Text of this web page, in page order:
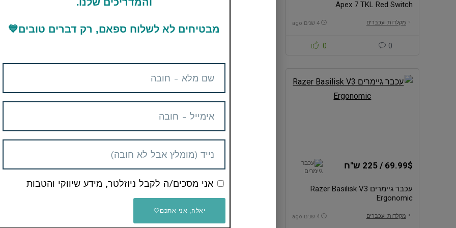
Apex 7 TKL Red Switch
מקלדות ועכברים 4 שנים ago
0 0
4 שנים ago
ALLOY Origins Core RGB
69.99$ / 225 ש"ח
עכבר גיימרים Razer Basilisk V3
Ergonomic
מקלדות ועכברים 4 שנים ago
ערכת גיימינג מקלדת, אוזניות, עכבר
ומשטח לעכבר HP Pavilion Gamer's
4 שנים ago
עכבר אלחוטי נטען למחשב Rapoo
מבטיחים לא לשלוח ספאם, רק דברים טובים💙
אני מסכים/ה לקבל ניוזלטר, מידע שיווקי והטבות
יאלה, אני אתכם🤍